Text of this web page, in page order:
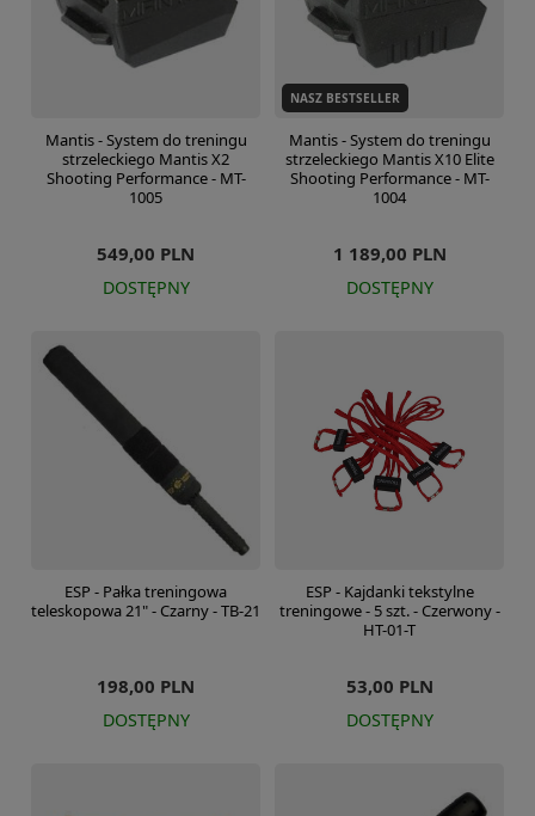
Mantis - System do treningu
strzeleckiego Mantis X2
Shooting Performance - MT-
1005
549,00 PLN
DOSTĘPNY
NASZ BESTSELLER
Mantis - System do treningu
strzeleckiego Mantis X10 Elite
Shooting Performance - MT-
1004
1 189,00 PLN
DOSTĘPNY
ESP - Pałka treningowa
teleskopowa 21" - Czarny - TB-21
198,00 PLN
DOSTĘPNY
ESP - Kajdanki tekstylne
treningowe - 5 szt. - Czerwony -
HT-01-T
53,00 PLN
DOSTĘPNY